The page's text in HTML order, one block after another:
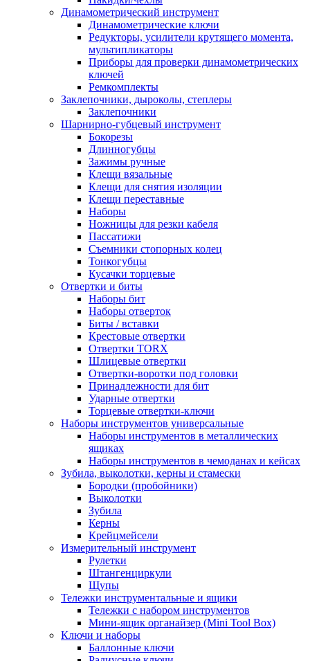
Динамометрический инструмент
Динамометрические ключи
Редукторы, усилители крутящего момента,
мультипликаторы
Приборы для проверки динамометрических
ключей
Ремкомплекты
Заклепочники, дыроколы, степлеры
Заклепочники
Шарнирно-губцевый инструмент
Бокорезы
Длинногубцы
Зажимы ручные
Клещи вязальные
Клещи для снятия изоляции
Клещи переставные
Наборы
Ножницы для резки кабеля
Пассатижи
Съемники стопорных колец
Тонкогубцы
Кусачки торцевые
Отвертки и биты
Наборы бит
Наборы отверток
Биты / вставки
Крестовые отвертки
Отвертки TORX
Шлицевые отвертки
Отвертки-воротки под головки
Принадлежности для бит
Ударные отвертки
Торцевые отвертки-ключи
Наборы инструментов универсальные
Наборы инструментов в металлических
ящиках
Наборы инструментов в чемоданах и кейсах
Зубила, выколотки, керны и стамески
Бородки (пробойники)
Выколотки
Зубила
Керны
Крейцмейсели
Измерительный инструмент
Рулетки
Штангенциркули
Щупы
Тележки инструментальные и ящики
Тележки с набором инструментов
Мини-ящик органайзер (Mini Tool Box)
Ключи и наборы
Баллонные ключи